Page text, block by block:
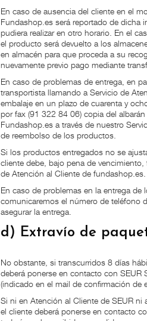
En caso de ausencia del cliente en el
Fundashop.es será reportado de dicha
pudiera realizar en otro horario. En el
el producto será devuelto a los
en almacén para que proceda a su
nuevamente previo pago mediante
En caso de problemas de entrega, en
transportista llamando a Servicio de
embalaje en un plazo de cuarenta y
por fax (91 322 84 06) copia del
Fundashop.es a través de nuestro
de reembolso de los productos.
Si los productos entregados no se
cliente debe, bajo pena de
de Atención al Cliente de fundashop.es.
En caso de problemas en la entrega de
comunicaremos el número de teléfono
asegurar la entrega.
d) Extravío de
No obstante, si transcurridos 8 días
deberá ponerse en contacto con
(indicado en el mail de confirmación de
Si ni en Atención al Cliente de SEUR ni
el cliente deberá ponerse en contacto